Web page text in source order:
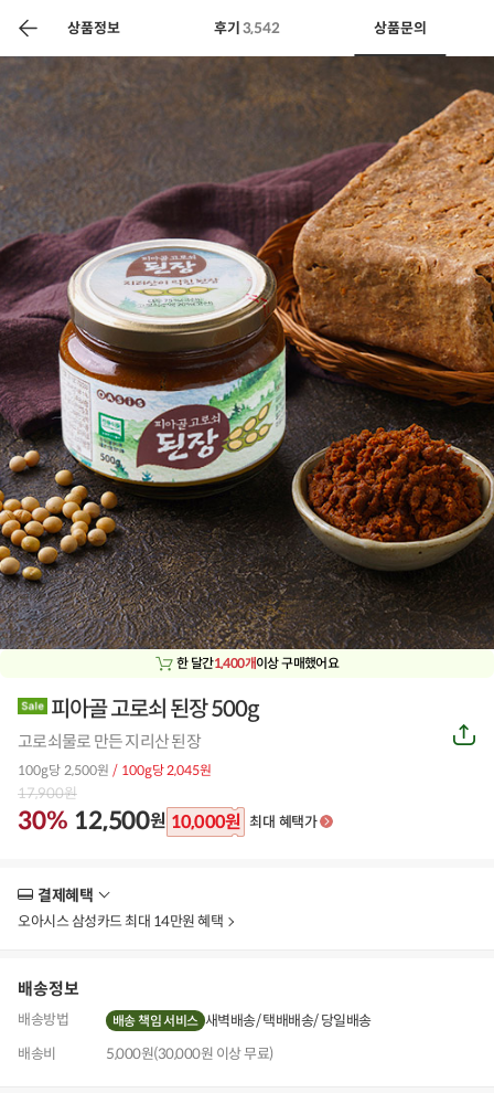
상품정보 후기 3,542 상품문의
공인 농축산물할인 찬들마루 주문/배송 고객센터
한 달간1,400개이상 구매했어요
피아골 고로쇠 된장 500g
고로쇠물로 만든 지리산 된장
100g당 2,500원 / 100g당 2,045원
17,900원
30% 12,500원 10,000원 최대 혜택가
공
유
결제혜택
보
오아시스 삼성카드 최대 14만원 혜택
배송정보
배송방법 배송 책임 서비스 새벽배송 택배배송 당일배송
배송비
5,000원(30,000원 이상 무료)